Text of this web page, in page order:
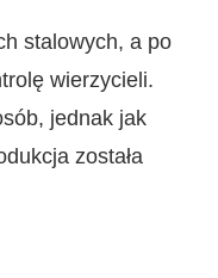
stalowych, a po
wierzycieli.
jednak jak
została